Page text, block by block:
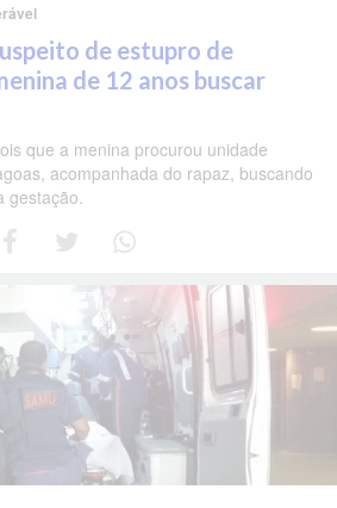
de estupro de
de 12 anos buscar
que a menina procurou unidade
acompanhada do rapaz, buscando
gestação.